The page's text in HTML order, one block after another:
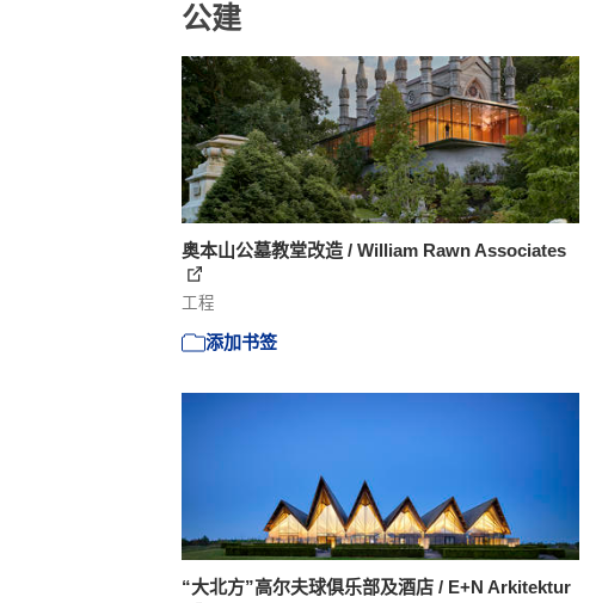
公建
奥本山公墓教堂改造 / William Rawn Associates
工程
添加书签
“大北方”高尔夫球俱乐部及酒店 / E+N Arkitektur